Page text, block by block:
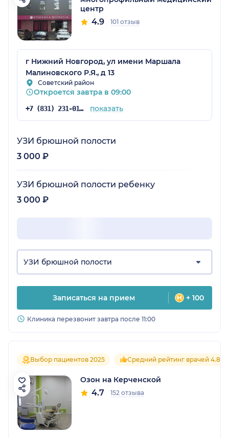
центр
4.9 101 отзыв
г Нижний Новгород, ул имени Маршала
Малиновского Р.Я., д 13
Советский район
Откроется завтра в 09:00
+7 (831) 231-01-69 показать
УЗИ брюшной полости
3 000 ₽
УЗИ брюшной полости ребенку
3 000 ₽
УЗИ брюшной полости
Записаться на прием + 100
Клиника перезвонит завтра после 11:00
Выбор пациентов 2025 Средний рейтинг врачей 4.8
Озон на Керченской
4.7 152 отзыва